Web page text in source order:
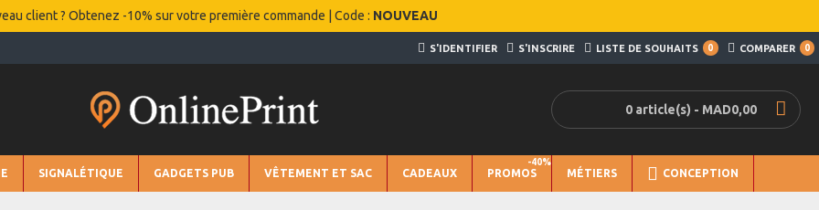
client ? Obtenez -10% sur votre première commande | Code : NOUVEAU
S'IDENTIFIER S'INSCRIRE LISTE DE SOUHAITS 0 COMPARER 0
0 article(s) - MAD0,00
SIGNALÉTIQUE GADGETS PUB VÊTEMENT ET SAC CADEAUX PROMOS
-40%
MÉTIERS CONCEPTION